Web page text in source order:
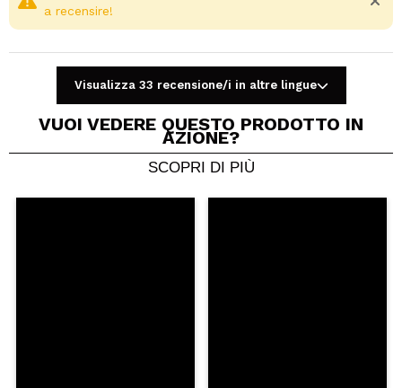
Condividi un video o una foto
Il tuo video potrebbe essere il primo. Immaginalo...
a recensire!
Visualizza 33 recensione/i in altre lingue
VUOI VEDERE QUESTO PRODOTTO IN
AZIONE?
SCOPRI DI PIÙ